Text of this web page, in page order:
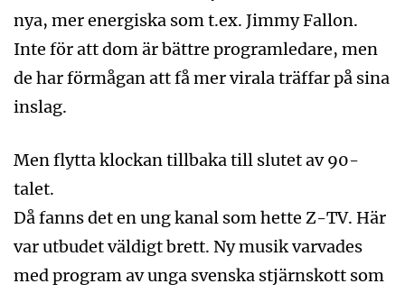
nya, mer energiska som t.ex. Jimmy Fallon.
Inte för att dom är bättre programledare, men
de har förmågan att få mer virala träffar på sina
inslag.
Men flytta klockan tillbaka till slutet av 90-
talet.
Då fanns det en ung kanal som hette Z-TV. Här
var utbudet väldigt brett. Ny musik varvades
med program av unga svenska stjärnskott som